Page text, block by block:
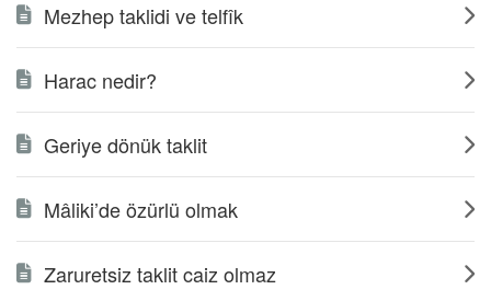
Mezhep taklidi ve telfîk
Harac nedir?
Geriye dönük taklit
Mâliki’de özürlü olmak
Zaruretsiz taklit caiz olmaz